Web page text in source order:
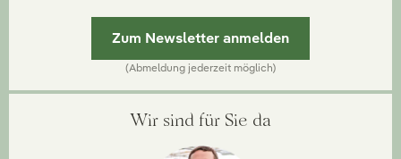
Zum Newsletter anmelden
(Abmeldung jederzeit möglich)
Wir sind für Sie da